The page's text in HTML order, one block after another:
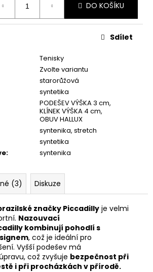
DO KOŠÍKU
Tenisky
Zvolte variantu
starorůžová
syntetika
PODEŠEV VÝŠKA 3 cm,
KLÍNEK VÝŠKA 4 cm,
OBUV HALLUX
syntenika, stretch
syntetika
: syntenika
Sdílet
(3) Diskuze
značky Piccadilly je velmi
Nazouvací
kombinují pohodlí s
, což je ideální pro
Vyšší podešev má
což zvyšuje bezpečnost při
i při procházkách v přírodě.